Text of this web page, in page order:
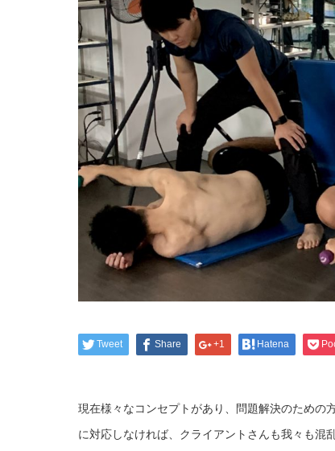
Tweet Share +1 Hatena
現在様々なコンセプトがあり、問題解決のための
に対応しなければ、クライアントさんも我々も混